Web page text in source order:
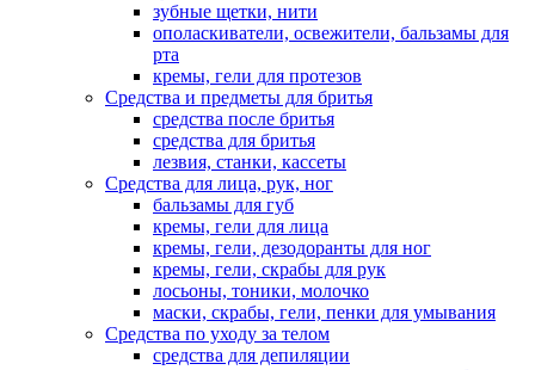
зубные щетки, нити
ополаскиватели, освежители, бальзамы для
рта
кремы, гели для протезов
Средства и предметы для бритья
средства после бритья
средства для бритья
лезвия, станки, кассеты
Средства для лица, рук, ног
бальзамы для губ
кремы, гели для лица
кремы, гели, дезодоранты для ног
кремы, гели, скрабы для рук
лосьоны, тоники, молочко
маски, скрабы, гели, пенки для умывания
Средства по уходу за телом
средства для депиляции